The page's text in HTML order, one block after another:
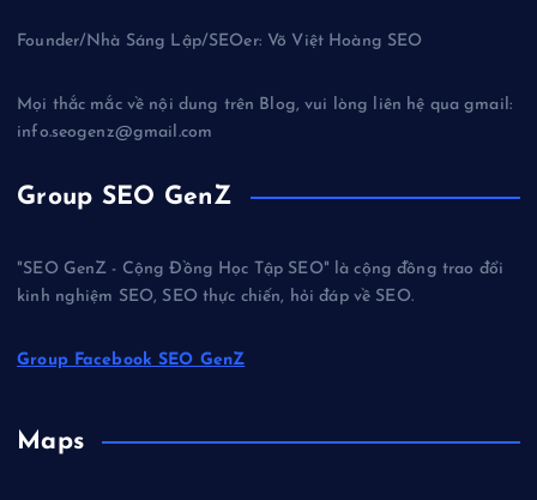
Founder/Nhà Sáng Lập/SEOer: Võ Việt Hoàng SEO
Mọi thắc mắc về nội dung trên Blog, vui lòng liên hệ qua gmail:
info.seogenz@gmail.com
Group SEO GenZ
"SEO GenZ - Cộng Đồng Học Tập SEO" là cộng đồng trao đổi
kinh nghiệm SEO, SEO thực chiến, hỏi đáp về SEO.
Group Facebook SEO GenZ
Maps